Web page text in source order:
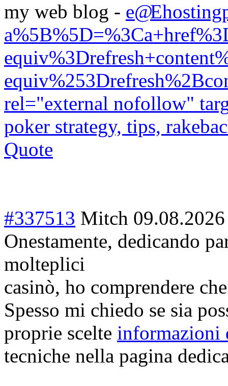
my web blog - e
rel="external nofollow"
poker strategy, tips,
Quote
#337513 Mitch
Onestamente, dedicando
molteplici
casinò, ho comprendere
Spesso mi chiedo se sia
proprie scelte informazioni
tecniche nella pagina